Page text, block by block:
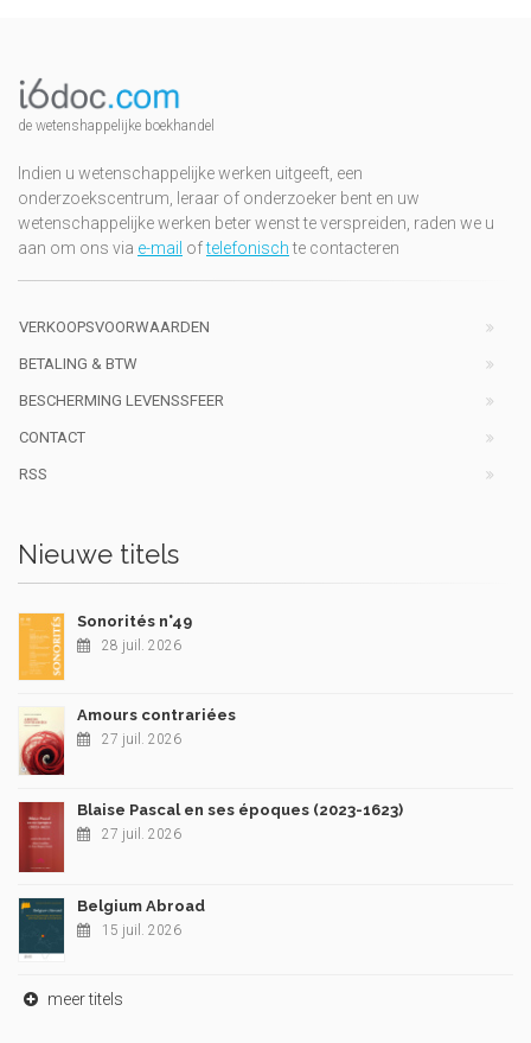
de wetenshappelijke boekhandel
Indien u wetenschappelijke werken uitgeeft, een
onderzoekscentrum, leraar of onderzoeker bent en uw
wetenschappelijke werken beter wenst te verspreiden, raden we u
aan om ons via e-mail oftelefonischte contacteren
VERKOOPSVOORWAARDEN
BETALING & BTW
BESCHERMING LEVENSSFEER
CONTACT
RSS
Nieuwe titels
Sonorités n°49
28 juil. 2026
Amours contrariées
27 juil. 2026
Blaise Pascal en ses époques (2023-1623)
27 juil. 2026
Belgium Abroad
15 juil. 2026
meer titels